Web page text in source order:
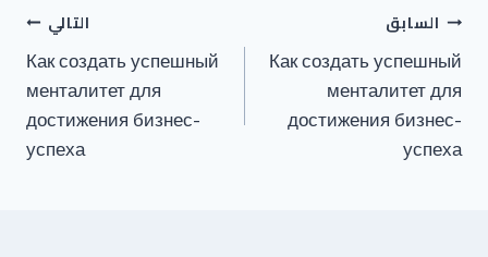
تصفّح
المقالات
السابق
Как создать успешный
менталитет для
достижения бизнес-
успеха
التالي
Как создать успешный
менталитет для
достижения бизнес-
успеха